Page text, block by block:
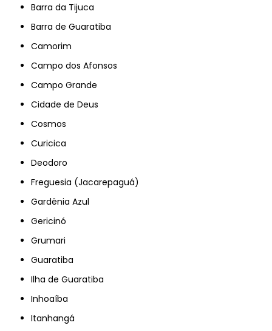
Barra da Tijuca
Barra de Guaratiba
Camorim
Campo dos Afonsos
Campo Grande
Cidade de Deus
Cosmos
Curicica
Deodoro
Freguesia (Jacarepaguá)
Gardênia Azul
Gericinó
Grumari
Guaratiba
Ilha de Guaratiba
Inhoaíba
Itanhangá